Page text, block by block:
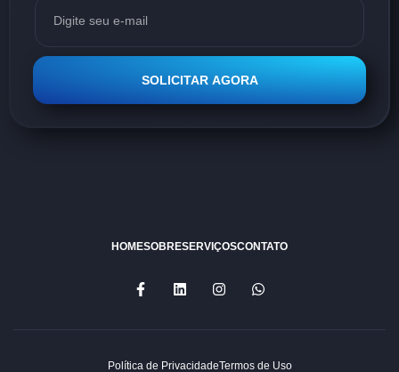
SOLICITAR AGORA
HOMESOBRESERVIÇOSCONTATO
Política de PrivacidadeTermos de Uso